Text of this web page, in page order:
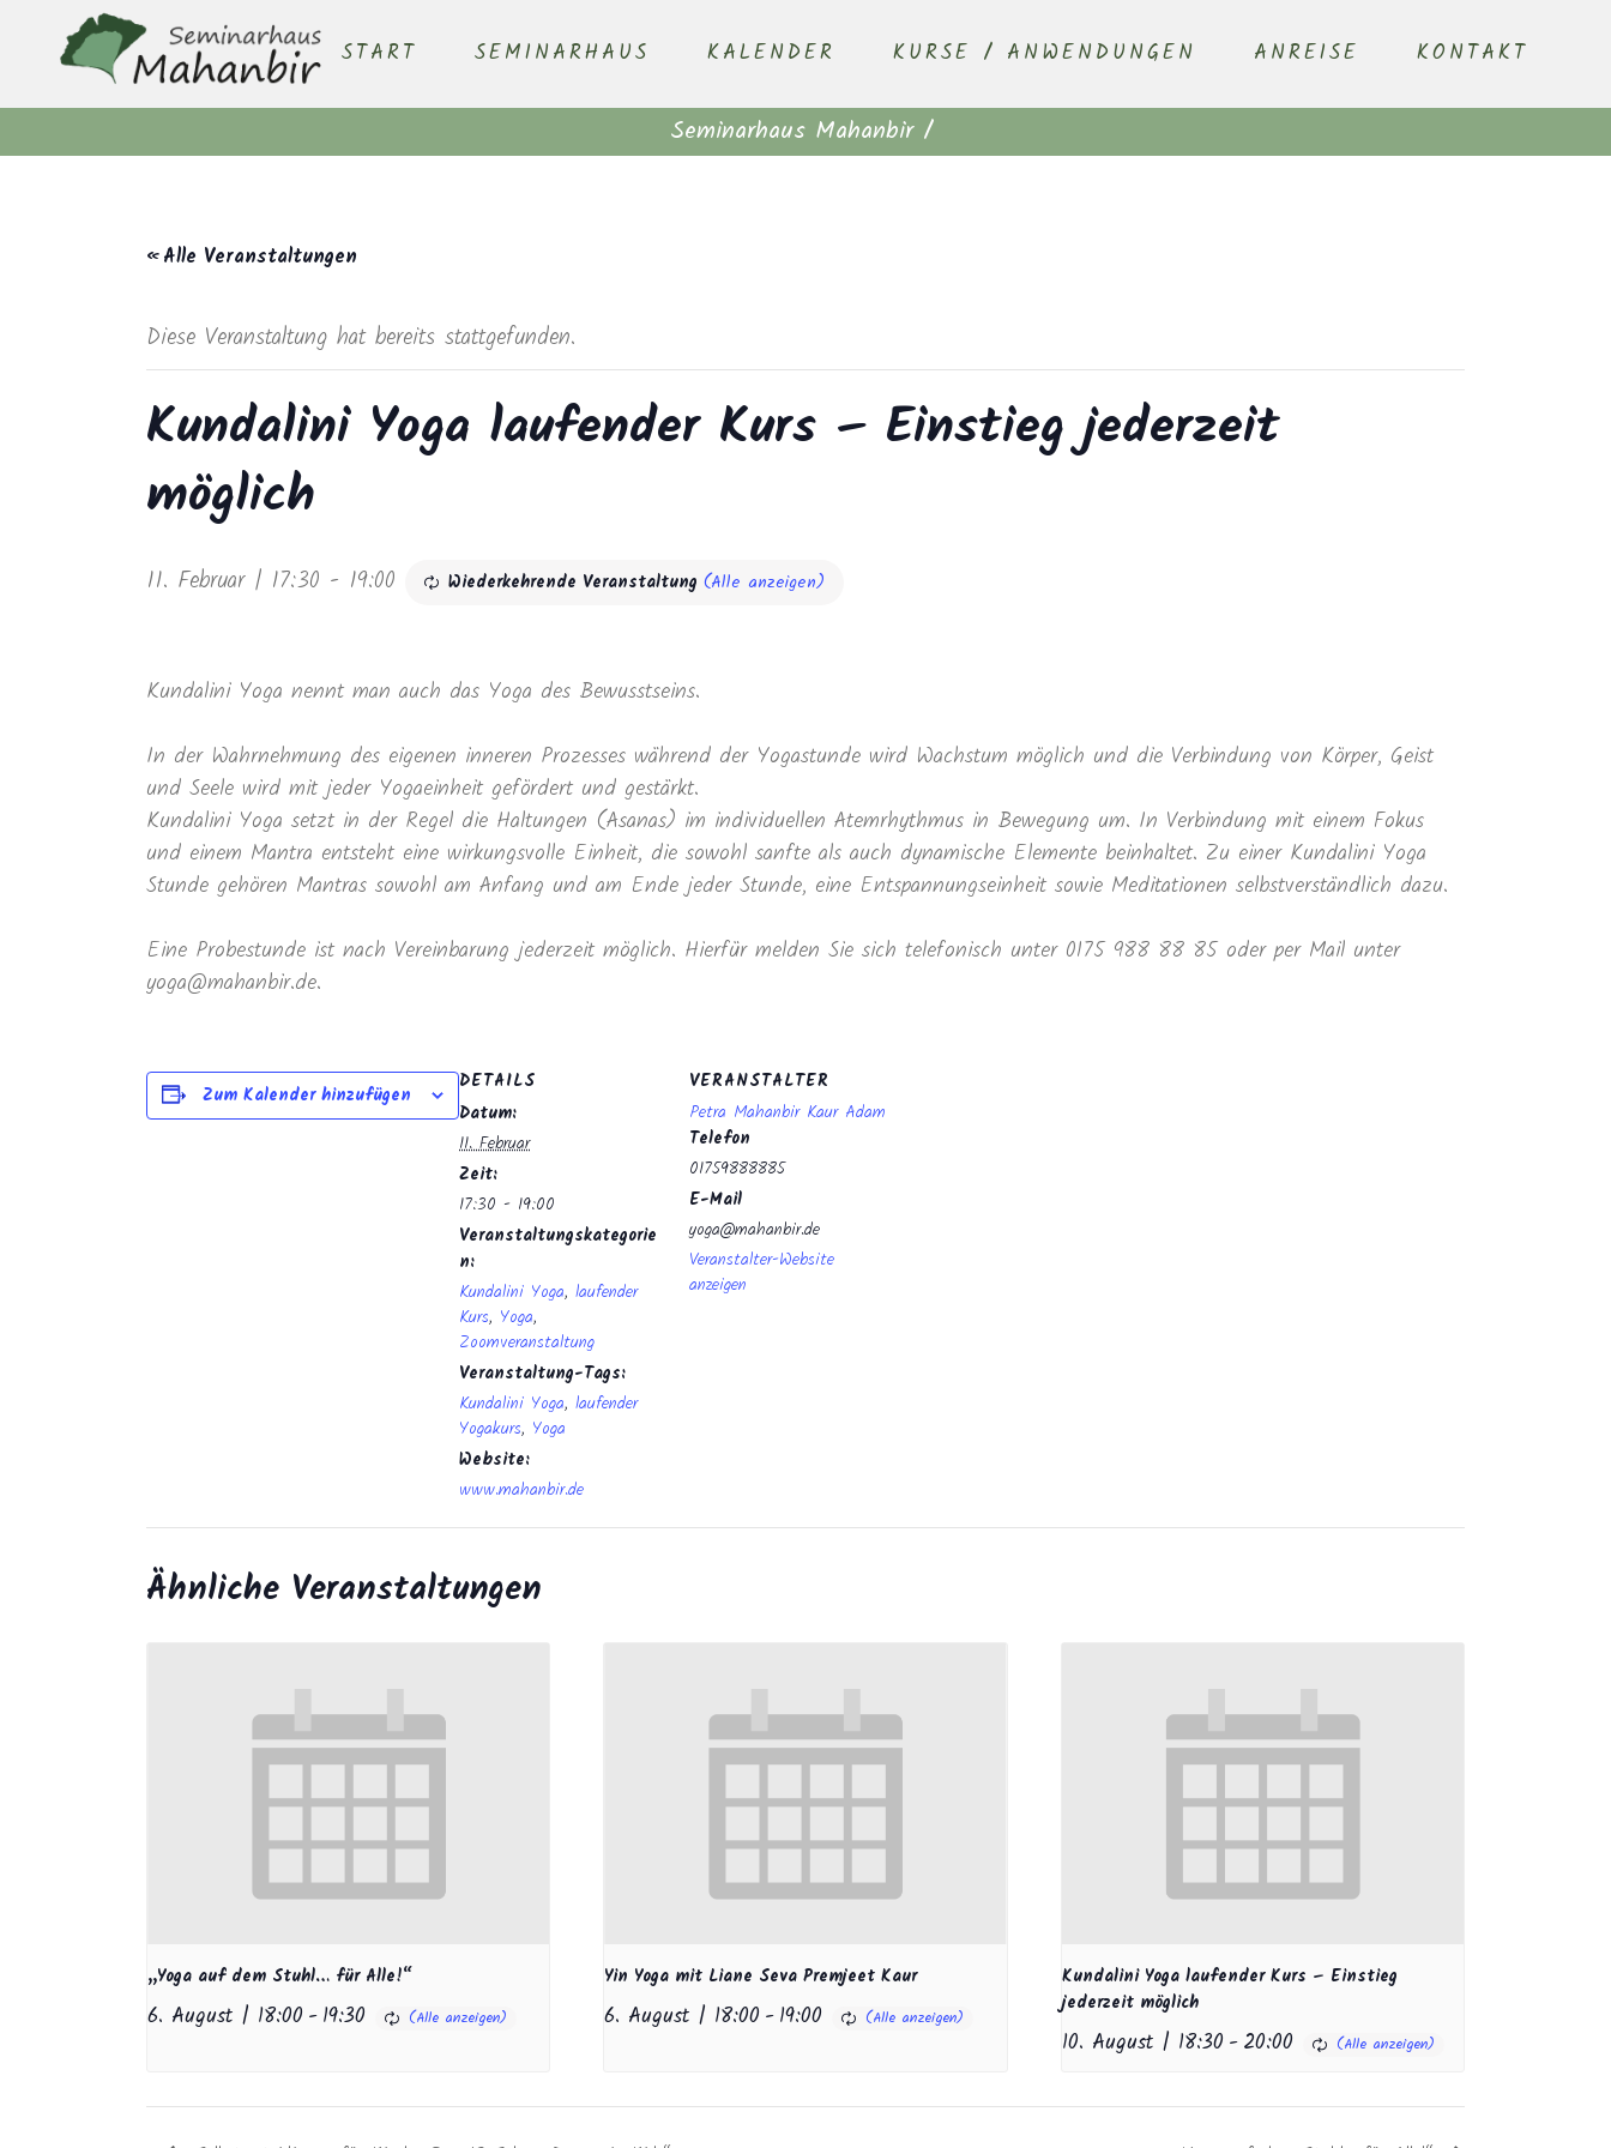
START SEMINARHAUS KALENDER KURSE / ANWENDUNGEN ANREISE KONTAKT
Seminarhaus Mahanbir/
« Alle Veranstaltungen
Diese Veranstaltung hat bereits stattgefunden.
Kundalini Yoga laufender Kurs – Einstieg jederzeit
möglich
11. Februar | 17:30 - 19:00 Wiederkehrende Veranstaltung (Alle anzeigen)
Kundalini Yoga nennt man auch das Yoga des Bewusstseins.
In der Wahrnehmung des eigenen inneren Prozesses während der Yogastunde wird Wachstum möglich und die Verbindung von Körper, Geist
und Seele wird mit jeder Yogaeinheit gefördert und gestärkt.
Kundalini Yoga setzt in der Regel die Haltungen (Asanas) im individuellen Atemrhythmus in Bewegung um. In Verbindung mit einem Fokus
und einem Mantra entsteht eine wirkungsvolle Einheit, die sowohl sanfte als auch dynamische Elemente beinhaltet. Zu einer Kundalini Yoga
Stunde gehören Mantras sowohl am Anfang und am Ende jeder Stunde, eine Entspannungseinheit sowie Meditationen selbstverständlich dazu.
Eine Probestunde ist nach Vereinbarung jederzeit möglich. Hierfür melden Sie sich telefonisch unter 0175 988 88 85 oder per Mail unter
yoga@mahanbir.de.
Zum Kalender hinzufügen
DETAILS
Datum:
11. Februar
Zeit:
17:30 - 19:00
Veranstaltungskategorie
n:
Kundalini Yoga, laufender
Kurs, Yoga,
Zoomveranstaltung
Veranstaltung-Tags:
Kundalini Yoga, laufender
Yogakurs, Yoga
Website:
www.mahanbir.de
VERANSTALTER
Petra Mahanbir Kaur Adam
Telefon
01759888885
E-Mail
yoga@mahanbir.de
Veranstalter-Website
anzeigen
Ähnliche Veranstaltungen
„Yoga auf dem Stuhl… für Alle!“
6. August | 18:00 -19:30
Yin Yoga mit Liane Seva Premjeet Kaur
6. August | 18:00 -19:00
Kundalini Yoga laufender Kurs – Einstieg
jederzeit möglich
10. August | 18:30 -20:00